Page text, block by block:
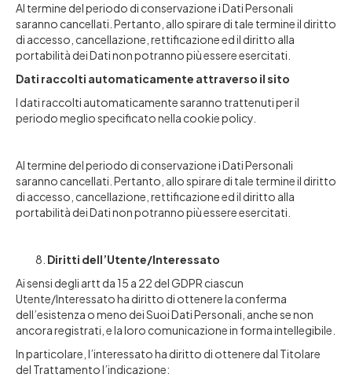
Al termine del periodo di conservazione i Dati Personali
saranno cancellati. Pertanto, allo spirare di tale termine il diritto
di accesso, cancellazione, rettificazione ed il diritto alla
portabilità dei Dati non potranno più essere esercitati.
Dati raccolti automaticamente attraverso il sito
I dati raccolti automaticamente saranno trattenuti per il
periodo meglio specificato nella cookie policy.
Al termine del periodo di conservazione i Dati Personali
saranno cancellati. Pertanto, allo spirare di tale termine il diritto
di accesso, cancellazione, rettificazione ed il diritto alla
portabilità dei Dati non potranno più essere esercitati.
Diritti dell’Utente/Interessato
Ai sensi degli artt da 15 a 22 del GDPR ciascun
Utente/Interessato ha diritto di ottenere la conferma
dell’esistenza o meno dei Suoi Dati Personali, anche se non
ancora registrati, e la loro comunicazione in forma intellegibile.
In particolare, l’interessato ha diritto di ottenere dal Titolare
del Trattamento l’indicazione: